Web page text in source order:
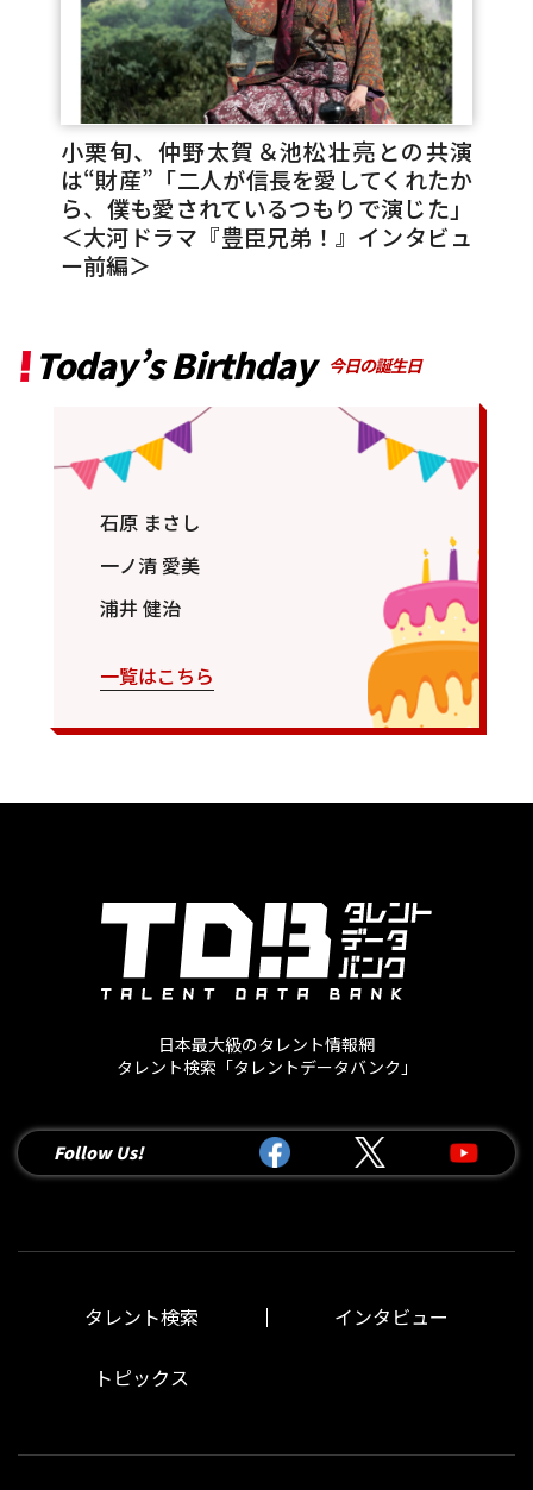
Today’s Birthday 今日の誕生日
石原 まさし
一ノ清 愛美
浦井 健治
一覧はこちら
小栗旬、仲野太賀＆池松壮亮との共演
は“財産”「二人が信長を愛してくれたか
ら、僕も愛されているつもりで演じた」
＜大河ドラマ『豊臣兄弟！』インタビュ
ー前編＞
日本最大級のタレント情報網
タレント検索「タレントデータバンク」
Follow Us!
タレント検索 インタビュー
トピックス